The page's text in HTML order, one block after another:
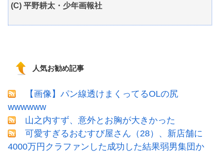
(C) 平野耕太・少年画報社
人気お勧め記事
【画像】パン線透けまくってるOLの尻
wwwwww
山之内すず、意外とお胸が大きかった
可愛すぎるおむすび屋さん（28）、新店舗に
4000万円クラファンした成功した結果弱男集団か